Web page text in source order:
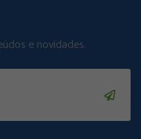
e novidades.